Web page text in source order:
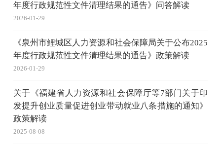
年度行政规范性文件清理结果的通告》问答解读
2026-01-29
《泉州市鲤城区人力资源和社会保障局关于公布2025
年度行政规范性文件清理结果的通告》政策解读
2026-01-29
关于《福建省人力资源和社会保障厅等7部门关于印
发提升创业质量促进创业带动就业八条措施的通知》
政策解读
2025-08-08